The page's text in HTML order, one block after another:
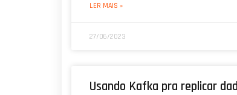
LER MAIS »
27/06/2023
Usando Kafka pra replicar